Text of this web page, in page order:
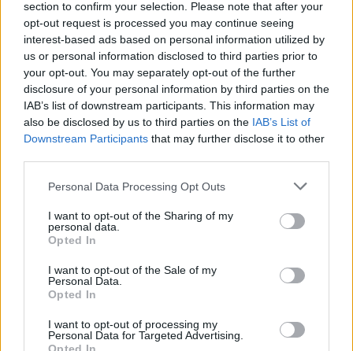
section to confirm your selection. Please note that after your
opt-out request is processed you may continue seeing
interest-based ads based on personal information utilized by
us or personal information disclosed to third parties prior to
your opt-out. You may separately opt-out of the further
disclosure of your personal information by third parties on the
IAB’s list of downstream participants. This information may
also be disclosed by us to third parties on the IAB’s List of
Downstream Participants that may further disclose it to other
Personal Data Processing Opt Outs
I want to opt-out of the Sharing of my
personal data.
Opted In
I want to opt-out of the Sale of my
Personal Data.
Opted In
I want to opt-out of processing my
Personal Data for Targeted Advertising.
Guru tartalmairól véletlenül se maradj le
a Google-ben.
KAPCSOLÓDÓ HÍREK
Két héten belül lehúzhatja a rolót a
GreedFallt és a Steelrisingot jegyző
GreedFall és a Steelrising fejlesztőcsapata
LEGFRISSEBB VIDEÓNK